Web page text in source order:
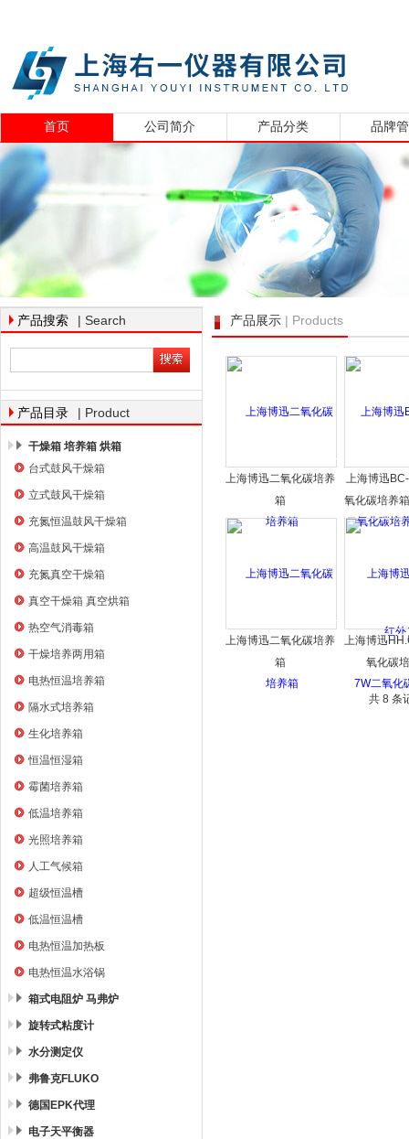
上海右一仪器有限公司
首页 公司简介 产品分类 品牌
产品搜索 | Search
产品目录 | Product
干燥箱 培养箱 烘箱
台式鼓风干燥箱
立式鼓风干燥箱
充氮恒温鼓风干燥箱
高温鼓风干燥箱
充氮真空干燥箱
真空干燥箱 真空烘箱
热空气消毒箱
干燥培养两用箱
电热恒温培养箱
隔水式培养箱
生化培养箱
恒温恒湿箱
霉菌培养箱
低温培养箱
光照培养箱
人工气候箱
超级恒温槽
低温恒温槽
电热恒温加热板
电热恒温水浴锅
箱式电阻炉 马弗炉
旋转式粘度计
水分测定仪
弗鲁克FLUKO
德国EPK代理
电子天平衡器
产品展示 | Products
上海博迅二氧化碳培养
箱
上海博迅
氧化碳培养
外）
上海博迅二氧化碳培养
箱
上海博迅
氧化碳
共 8 条